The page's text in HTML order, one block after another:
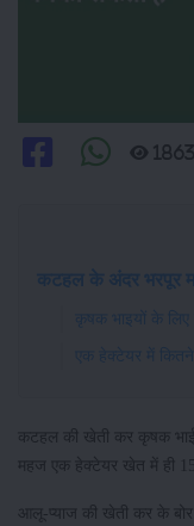
1863
कटहल के अंदर भरपूर
कृषक भाइयों के
एक हेक्टेयर में कितने
कटहल की खेती कर कृषक
महज एक हेक्टेयर खेत में ही
आलू-प्याज की खेती कर के